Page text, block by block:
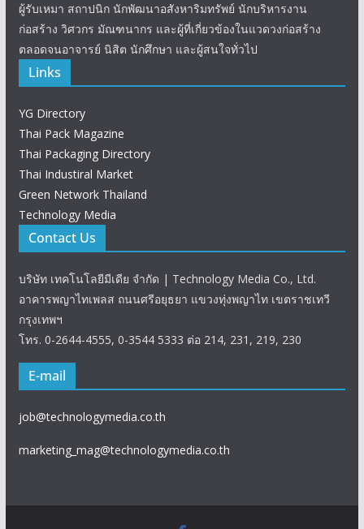
ผู้รับเหมา สถาปนิก นักพัฒนาอสังหาริมทรัพย์ นักบริหารงาน
ก่อสร้าง วิศวกร มัณฑนากร และผู้ที่เกี่ยวข้องในแวดวงก่อสร้าง
ตลอดจนอาจารย์ นิสิต นักศึกษา และผู้สนใจทั่วไป
Links
YG Directory
Thai Pack Magazine
Thai Packaging Directory
Thai Industiral Market
Green Network Thailand
Technology Media
Contact Us
บริษัท เทคโนโลยีมีเดีย จำกัด | Technology Media Co., Ltd.
อาคารพญาไทเพลส ถนนศรีอยุธยา แขวงทุ่งพญาไท เขตราชเทวี
กรุงเทพฯ
โทร. 0-2644-4555, 0-3544 5333 ต่อ 214, 231, 219, 230
E-mail
job@technologymedia.co.th
marketing_mag@technologymedia.co.th